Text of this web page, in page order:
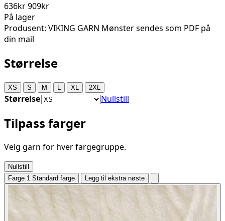
636kr909kr
På lager
Produsent: VIKING GARN Mønster sendes som PDF på
din mail
Størrelse
XS S M XL 2XL
Størrelse Nullstill
Tilpass farger
Velg garn for hver fargegruppe.
Nullstill
Farge 1 Standard farge Legg til ekstra nøste